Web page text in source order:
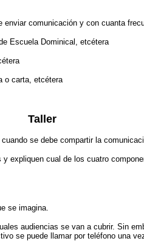
enviar comunicación y con cuanta
Escuela Dominical, etcétera
o carta, etcétera
Taller
se debe compartir la
expliquen cual de los cuatro
se imagina.
audiencias se van a cubrir. Sin
se puede llamar por teléfono una